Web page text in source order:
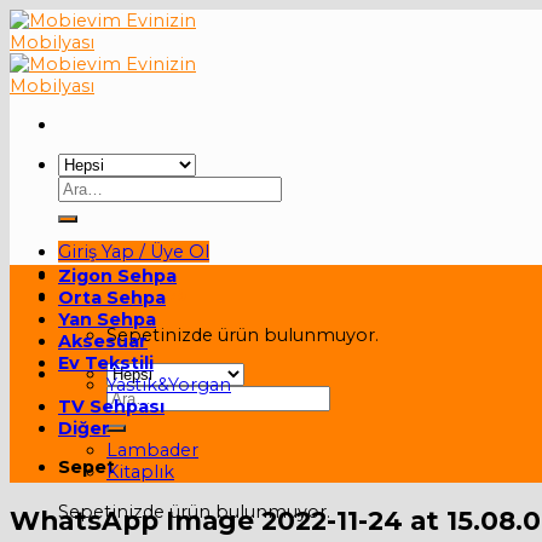
Skip
to
content
Ara:
Giriş Yap / Üye Ol
Sepet /0,00
Sepetinizde ürün bulunmuyor.
Ara:
Sepet
Sepetinizde ürün bulunmuyor.
Zigon Sehpa
Orta Sehpa
Yan Sehpa
Aksesuar
Ev Tekstili
Yastık&Yorgan
TV Sehpası
Diğer
Lambader
Kitaplık
WhatsApp Image 2022-11-24 at